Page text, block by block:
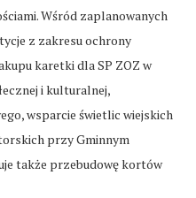
Wśród zaplanowanych
z zakresu ochrony
karetki dla SP ZOZ w
i kulturalnej,
wsparcie świetlic wiejskich
przy Gminnym
także przebudowę kortów